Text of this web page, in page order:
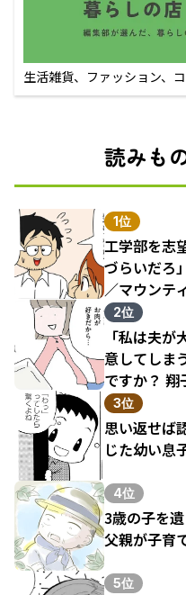
生活雑貨、ファッション、
えるECサイト
読みも
1位
工学部を志
づらいだろ
／マウンテ
結果（1）
2位
「私は夫
意してしま
ですか？ 翔
3位
思い返せば
じた幼い息
4位
3歳の子を
父親が子育
5位